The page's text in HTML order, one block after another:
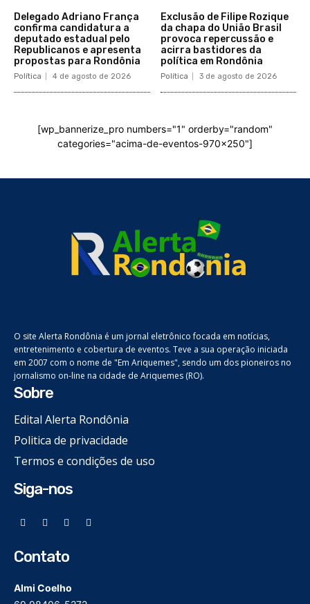
Delegado Adriano França
confirma candidatura a
deputado estadual pelo
Republicanos e apresenta
propostas para Rondônia
Política 4 de agosto de 2026
Exclusão de Filipe Rozique
da chapa do União Brasil
provoca repercussão e
acirra bastidores da
política em Rondônia
Política 3 de agosto de 2026
[wp_bannerize_pro numbers="1" orderby="random"
categories="acima-de-eventos-970x250"]
O site Alerta Rondônia é um jornal eletrônico focada em notícias,
entretenimento e cobertura de eventos. Teve a sua operação iniciada
em 2007 com o nome de "Em Ariquemes", sendo um dos pioneiros no
jornalismo on-line na cidade de Ariquemes (RO).
Sobre
Edital Alerta Rondônia
Politica de privacidade
Termos e condições de uso
Siga-nos
Contato
Almi Coelho